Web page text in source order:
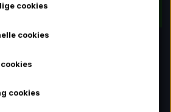
LED lamper
Grotelte
Ventilation
BRUG FOR!
cookies
cookies
cookies